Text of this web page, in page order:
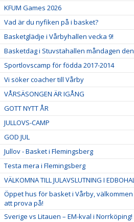
KFUM Games 2026
Vad är du nyfiken på i basket?
Basketglädje i Vårbyhallen vecka 9!
Basketdag i Stuvstahallen måndagen
Sportlovscamp för födda 2017-2014
Vi söker coacher till Vårby
VÅRSÄSONGEN ÄR IGÅNG
GOTT NYTT ÅR
JULLOVS-CAMP
GOD JUL
Jullov - Basket i Flemingsberg
Testa mera i Flemingsberg
VÄLKOMNA TILL JULAVSLUTNING I
Öppet hus för basket i Vårby,
att prova på!
Sverige vs Litauen – EM-kval i Norrköping!